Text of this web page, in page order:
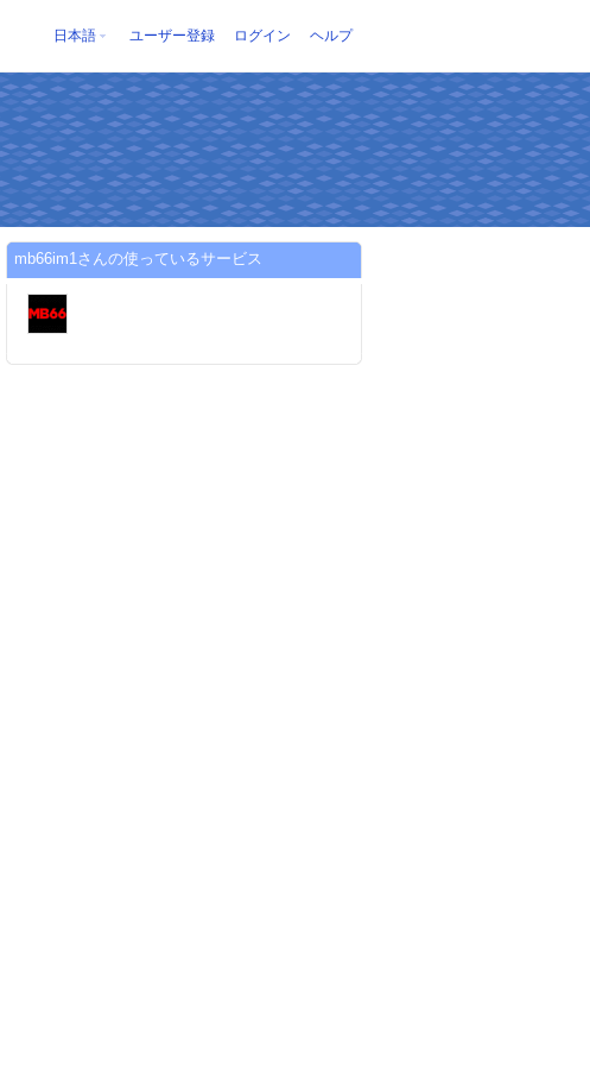
日本語 ユーザー登録 ログイン ヘルプ
mb66im1さんの使っているサービス